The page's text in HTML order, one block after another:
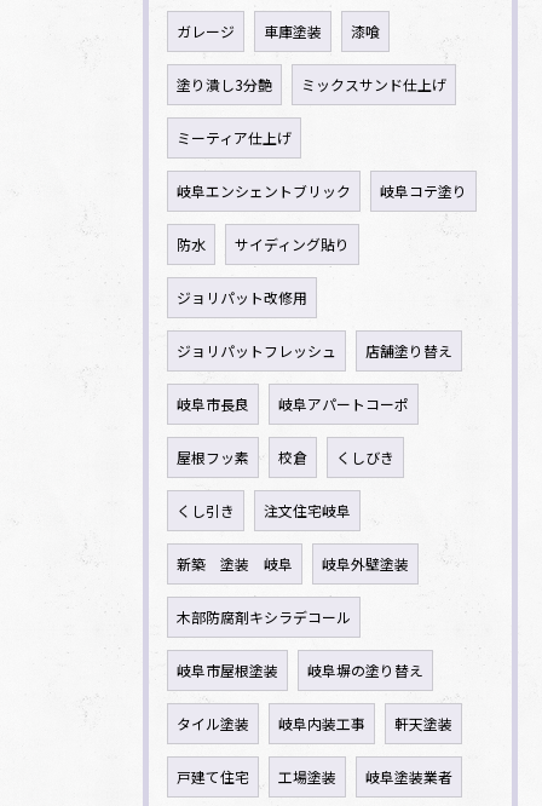
ガレージ 車庫塗装 漆喰
塗り潰し3分艶 ミックスサンド仕上げ
ミーティア仕上げ
岐阜エンシェントブリック 岐阜コテ塗り
防水 サイディング貼り
ジョリパット改修用
ジョリパットフレッシュ 店舗塗り替え
岐阜市長良 岐阜アパートコーポ
屋根フッ素 校倉 くしびき
くし引き 注文住宅岐阜
新築 塗装 岐阜 岐阜外壁塗装
木部防腐剤キシラデコール
岐阜市屋根塗装 岐阜塀の塗り替え
タイル塗装 岐阜内装工事 軒天塗装
戸建て住宅 工場塗装 岐阜塗装業者